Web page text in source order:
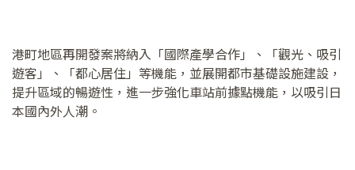
港町地區再開發案將納入「國際產學合作」、「觀光、吸引
遊客」、「都心居住」等機能，並展開都市基礎設施建設，
提升區域的暢遊性，進一步強化車站前據點機能，以吸引日
本國內外人潮。